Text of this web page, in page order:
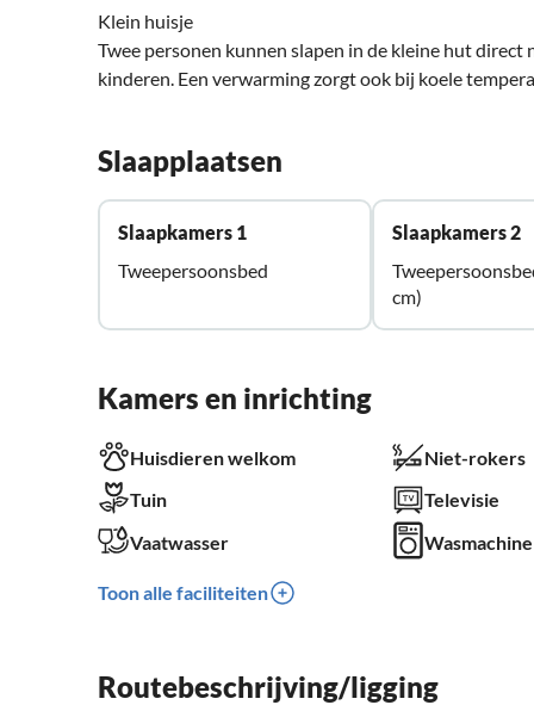
Klein huisje
Twee personen kunnen slapen in de kleine hut
kinderen. Een verwarming zorgt ook bij koele
Slaapplaatsen
Slaapkamers 1
Tweepersoonsbed
Slaapkamers 2
cm)
Kamers en inrichting
Huisdieren welkom Niet-rokers
Tuin
Televisie
Vaatwasser
Wasmachine
Toon alle faciliteiten
Routebeschrijving/ligging